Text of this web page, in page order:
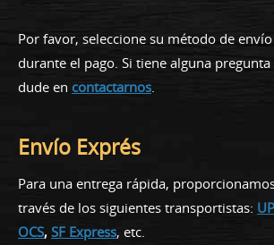
Por favor, seleccione su método de
durante el pago. Si tiene alguna
dude en contactarnos
Envío Exprés
Para una entrega rápida,
través de los siguientes transportistas:
OCS, SF Express, etc.